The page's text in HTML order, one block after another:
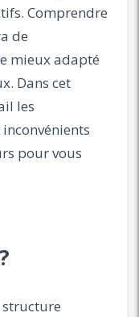
Comprendre
de
mieux adapté
Dans cet
les
pour vous
structure